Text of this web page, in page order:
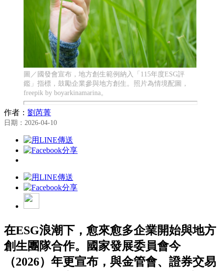
圖／國發會宣布，地方創生範例納入「115年度ESG評
鑑」指標，鼓勵企業參與地方創生。照片為情境配圖，
freepik by boyarkinamarina。
作者： 劉芮菁
日期：2026-04-10
在ESG浪潮下，愈來愈多企業開始與地方
創生團隊合作。國家發展委員會今
（2026）年更宣布，與金管會、證券交易